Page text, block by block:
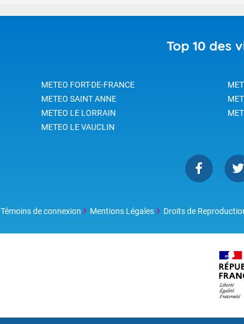
Top 10 des
METEO FORT-DE-FRANCE
METEO SAINT ANNE
METEO LE LORRAIN
METEO LE VAUCLIN
Témoins de connexion Mentions Légales Droits de